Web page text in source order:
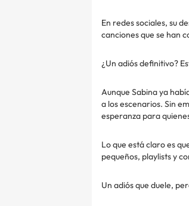
En redes sociales, su
canciones que se han
¿Un adiós definitivo?
Aunque Sabina ya
a los escenarios. Sin
esperanza para
Lo que está claro es
pequeños, playlists y
Un adiós que duele,